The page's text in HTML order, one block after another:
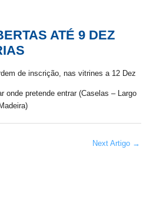
ATÉ 9 DEZ
de inscrição, nas vitrines a 12 Dez
onde pretende entrar (Caselas – Largo
Next Artigo →